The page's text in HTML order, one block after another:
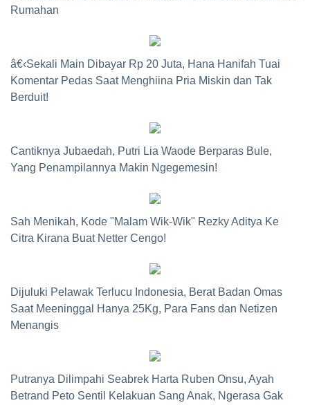
Rumahan
â€‹Sekali Main Dibayar Rp 20 Juta, Hana Hanifah Tuai
Komentar Pedas Saat Menghiina Pria Miskin dan Tak
Berduit!
Cantiknya Jubaedah, Putri Lia Waode Berparas Bule,
Yang Penampilannya Makin Ngegemesin!
Sah Menikah, Kode "Malam Wik-Wik" Rezky Aditya Ke
Citra Kirana Buat Netter Cengo!
Dijuluki Pelawak Terlucu Indonesia, Berat Badan Omas
Saat Meeninggal Hanya 25Kg, Para Fans dan Netizen
Menangis
Putranya Dilimpahi Seabrek Harta Ruben Onsu, Ayah
Betrand Peto Sentil Kelakuan Sang Anak, Ngerasa Gak